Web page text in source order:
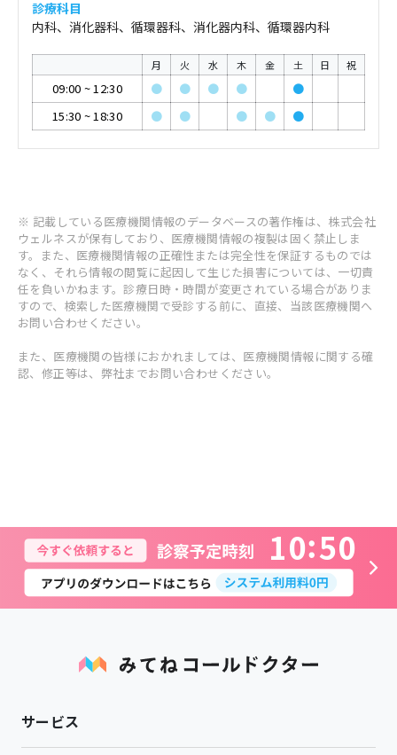
診療科目
内科、消化器科、循環器科、消化器内科、循環器内科
月 火 水 木 金 土 日 祝
09:00 ~12:30 ● ● ● ●
●
15:30 ~18:30 ● ● ● ● ●
※ 記載している医療機関情報のデータベースの著作権は、株式会社
ウェルネスが保有しており、医療機関情報の複製は固く禁止しま
す。また、医療機関情報の正確性または完全性を保証するものでは
なく、それら情報の閲覧に起因して生じた損害については、一切責
任を負いかねます。診療日時・時間が変更されている場合がありま
すので、検索した医療機関で受診する前に、直接、当該医療機関へ
お問い合わせください。
また、医療機関の皆様におかれましては、医療機関情報に関する確
認、修正等は、弊社までお問い合わせください。
10 50
サービス